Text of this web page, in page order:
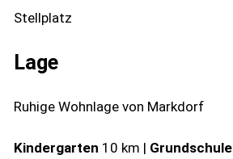
Stellplatz
Lage
Ruhige Wohnlage von Markdorf
Kindergarten 10 km | Grundschule